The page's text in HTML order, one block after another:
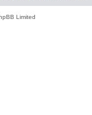
Limited